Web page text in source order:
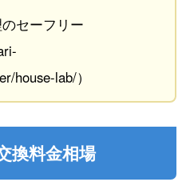
セーフリー
house-lab/）
換料金相場